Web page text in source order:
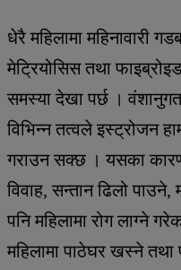
धेरै महिलामा महिनावारी
मेट्रियोसिस तथा
समस्या देखा पर्छ । वंशानुगत
विभिन्न तत्वले इस्ट्रोजन
गराउन सक्छ । यसका कारण
विवाह, सन्तान ढिलो
पनि महिलामा रोग लाग्ने
महिलामा पाठेघर खस्ने